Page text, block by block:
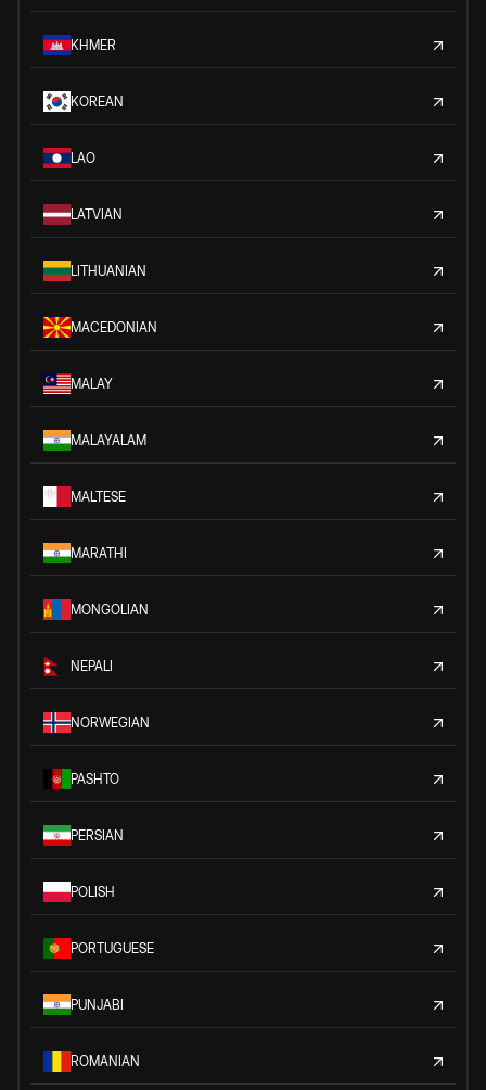
KHMER
KOREAN
LAO
LATVIAN
LITHUANIAN
MACEDONIAN
MALAY
MALAYALAM
MALTESE
MARATHI
MONGOLIAN
NEPALI
NORWEGIAN
PASHTO
PERSIAN
POLISH
PORTUGUESE
PUNJABI
ROMANIAN